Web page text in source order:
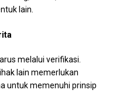
lain.
melalui verifikasi.
lain memerlukan
untuk memenuhi prinsip